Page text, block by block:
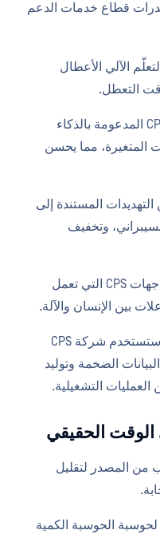
قطاع خدمات الدعم
الآلي الأعطال
التعطل.
: تتكيف أنظمة CPS المدعومة بالذكاء
المتغيرة، مما يحسن
المستندة إلى
وتخفيف
: تعمل واجهات CPS التي تعمل
بين الإنسان والآلة.
: ستستخدم شركة CPS
الضخمة وتوليد
التشغيلية.
الحقيقي
من المصدر لتقليل
الحوسبة الكمية